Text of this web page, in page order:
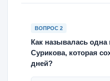
ВОПРОС 2
Как называлась одна
Сурикова, которая
дней?